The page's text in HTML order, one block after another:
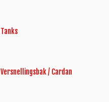
Tanks
Versnellingsbak / Cardan